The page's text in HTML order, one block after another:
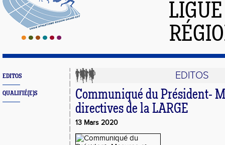
EDITOS
QUALIFIÉ(E)S
EDITOS
Communiqué du Président-
directives de la LARGE
13 Mars 2020